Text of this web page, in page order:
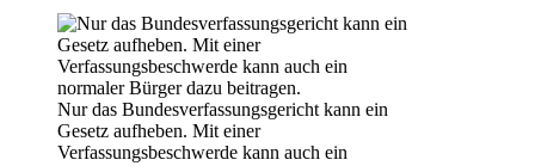
Nur das Bundesverfassungsgericht kann ein
Gesetz aufheben. Mit einer
Verfassungsbeschwerde kann auch ein